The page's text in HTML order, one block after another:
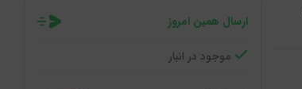
ارسال همین امروز
موجود در انبار